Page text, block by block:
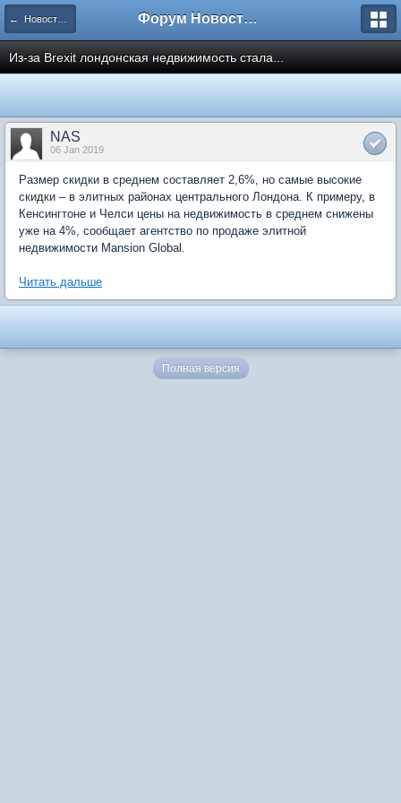
← Новости рынка недвижимости Форум Новостройки
Из-за Brexit лондонская недвижимость стала...
NAS
06 Jan 2019
Размер скидки в среднем составляет 2,6%, но самые высокие
скидки – в элитных районах центрального Лондона. К примеру, в
Кенсингтоне и Челси цены на недвижимость в среднем снижены
уже на 4%, сообщает агентство по продаже элитной
недвижимости Mansion Global.
Читать дальше
Полная версия